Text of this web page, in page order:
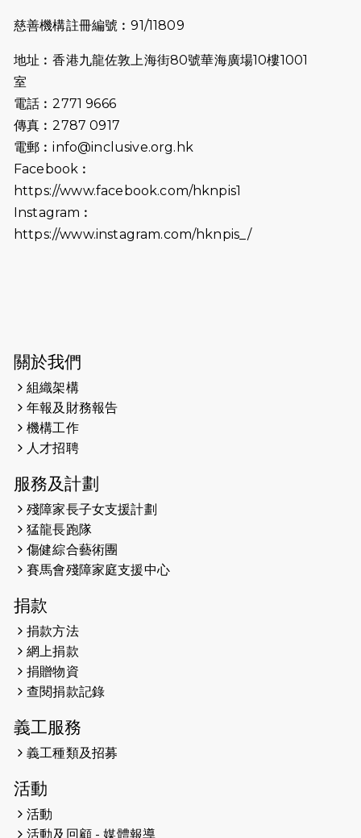
2026-07-09
猛龍長跑隊恆常練習 - 7月9日（19:00
2026-07-02
2026-06-25
（19:00開始）
2026-06-18
猛龍長跑隊恆常練習 - 6月18日
2026-06-11
猛龍長跑隊恆常練習 - 6月11日（19:00
2026-05-28
2026-05-22
2026-05-21
2026-05-14
（19:00開始）
2026-05-07
開始）
2026-04-30
2026-04-25
2026-04-24
2026-04-23
2026-04-19
慈善機構註冊編號︰91/11809
地址︰香港九龍佐敦上海街80號華海廣場10樓1001
室
電話︰2771 9666
傳真︰2787 0917
電郵︰info@inclusive.org.hk
Facebook︰
https://www.facebook.com/hknpis1
Instagram︰
https://www.instagram.com/hknpis_/
關於我們
組織架構
年報及財務報告
機構工作
人才招聘
服務及計劃
殘障家長子女支援計劃
猛龍長跑隊
傷健綜合藝術團
賽馬會殘障家庭支援中心
捐款
捐款方法
網上捐款
捐贈物資
查閱捐款記錄
義工服務
義工種類及招募
活動
活動
活動及回顧 - 媒體報導